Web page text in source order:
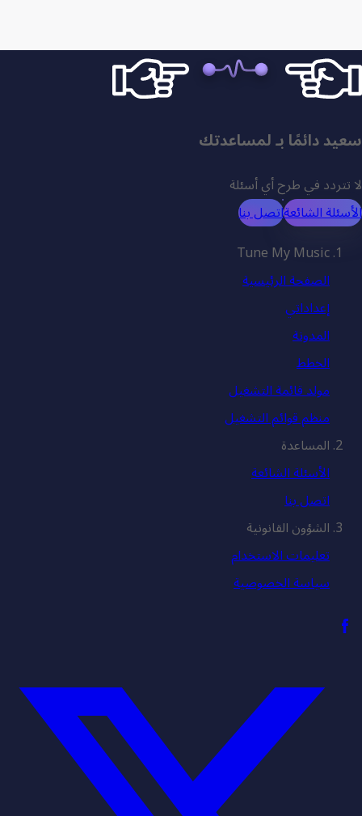
سعيد دائمًا بـ لمساعدتك
لا تتردد في طرح أي أسئلة
الأسئلة الشائعةاتصل بنا
Tune My Music
الصفحة الرئيسية
إعداداتي
المدونة
الخطط
مولد قائمة التشغيل
منظم قوائم التشغيل
المساعدة
الأسئلة الشائعة
اتصل بنا
الشؤون القانونية
تعليمات الاستخدام
سياسة الخصوصية